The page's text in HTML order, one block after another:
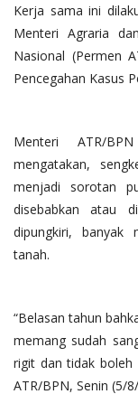
Kerja sama ini
Menteri Agraria
Nasional (Permen
Pencegahan Kasus
Menteri ATR/
mengatakan,
menjadi sorotan
disebabkan atau
dipungkiri, banyak
tanah.
“Belasan tahun
memang sudah
rigit dan tidak boleh
ATR/BPN, Senin (5/